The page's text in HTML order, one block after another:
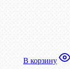
В корзину